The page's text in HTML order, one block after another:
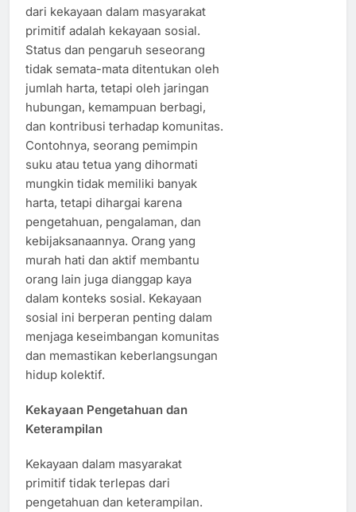
dari kekayaan dalam masyarakat
primitif adalah kekayaan sosial.
Status dan pengaruh seseorang
tidak semata-mata ditentukan oleh
jumlah harta, tetapi oleh jaringan
hubungan, kemampuan berbagi,
dan kontribusi terhadap komunitas.
Contohnya, seorang pemimpin
suku atau tetua yang dihormati
mungkin tidak memiliki banyak
harta, tetapi dihargai karena
pengetahuan, pengalaman, dan
kebijaksanaannya. Orang yang
murah hati dan aktif membantu
orang lain juga dianggap kaya
dalam konteks sosial. Kekayaan
sosial ini berperan penting dalam
menjaga keseimbangan komunitas
dan memastikan keberlangsungan
hidup kolektif.
Kekayaan Pengetahuan dan
Keterampilan
Kekayaan dalam masyarakat
primitif tidak terlepas dari
pengetahuan dan keterampilan.